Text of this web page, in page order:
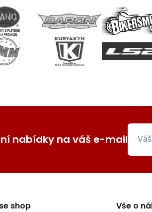
nabídky na váš e-mail
shop Vše o